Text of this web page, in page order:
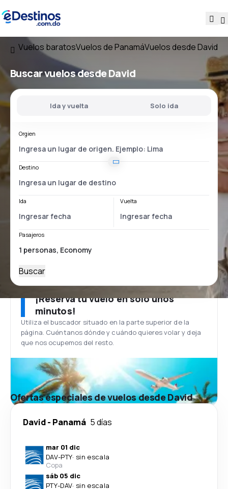
Vuelos baratosVuelos de PanamáVuelos desde David
Buscar vuelosdesde David
Ida y vuelta Solo ida
Orgien
Destino
Ida Vuelta
Pasajeros
Buscar
¡Reserva tu vuelo en solo unos
minutos!
Utiliza el buscador situado en la parte superior de la
página. Cuéntanos dónde y cuándo quieres volar y deja
que nos ocupemos del resto.
Ofertas especiales de vuelos desde David
David- Panamá 5 días
mar 01 dic
DAV-PTY· sin escala
Copa
sáb 05 dic
PTY-DAV· sin escala